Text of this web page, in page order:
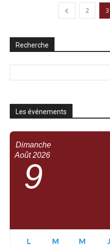
2 3
Recherche
Les événements
Dimanche
Août 2026
9
L M M J